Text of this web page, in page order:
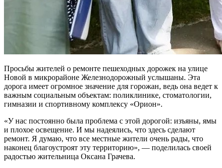
Просьбы жителей о ремонте пешеходных дорожек на улице
Новой в микрорайоне Железнодорожный услышаны. Эта
дорога имеет огромное значение для горожан, ведь она ведет к
важным социальным объектам: поликлинике, стоматологии,
гимназии и спортивному комплексу «Орион».
«У нас постоянно была проблема с этой дорогой: изъяны, ямы
и плохое освещение. И мы надеялись, что здесь сделают
ремонт. Я думаю, что все местные жители очень рады, что
наконец благоустроят эту территорию», — поделилась своей
радостью жительница Оксана Грачева.